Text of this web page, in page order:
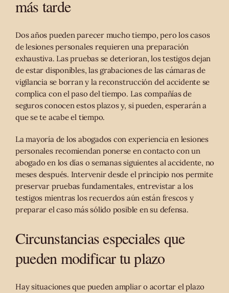
más tarde
Dos años pueden parecer mucho tiempo, pero los casos
de lesiones personales requieren una preparación
exhaustiva. Las pruebas se deterioran, los testigos dejan
de estar disponibles, las grabaciones de las cámaras de
vigilancia se borran y la reconstrucción del accidente se
complica con el paso del tiempo. Las compañías de
seguros conocen estos plazos y, si pueden, esperarán a
que se te acabe el tiempo.
La mayoría de los abogados con experiencia en lesiones
personales recomiendan ponerse en contacto con un
abogado en los días o semanas siguientes al accidente, no
meses después. Intervenir desde el principio nos permite
preservar pruebas fundamentales, entrevistar a los
testigos mientras los recuerdos aún están frescos y
preparar el caso más sólido posible en su defensa.
Circunstancias especiales que
pueden modificar tu plazo
Hay situaciones que pueden ampliar o acortar el plazo